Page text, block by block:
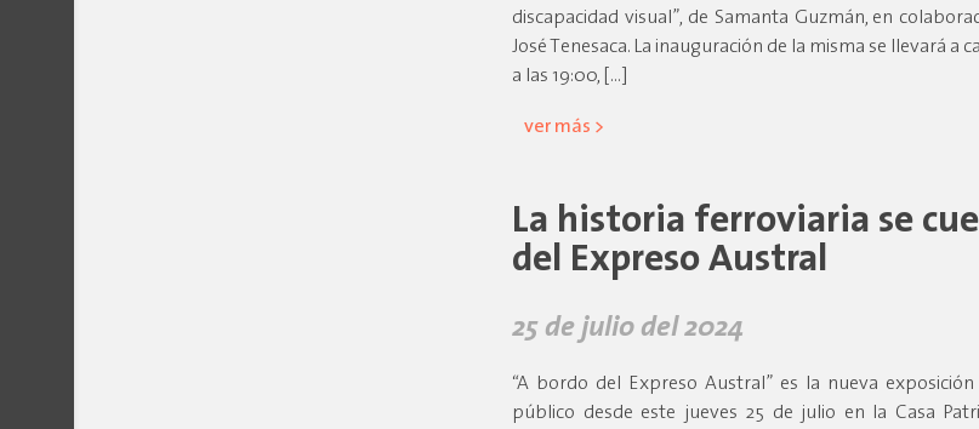
discapacidad visual”, de Samanta Guzmán, en
José Tenesaca. La inauguración de la misma se llevará a
a las 19:00, […]
ver más >
La historia ferroviaria se
del Expreso Austral
25 de julio del 2024
“A bordo del Expreso Austral” es la nueva
público desde este jueves 25 de julio en la Casa